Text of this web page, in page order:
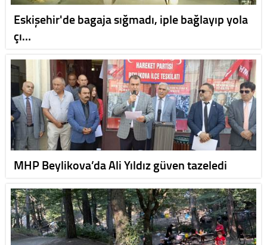
Eskişehir'de bagaja sığmadı, iple bağlayıp yola
çı…
MHP Beylikova’da Ali Yıldız güven tazeledi